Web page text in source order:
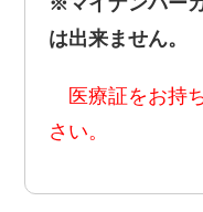
は出来ません。
医療証をお持
さい。